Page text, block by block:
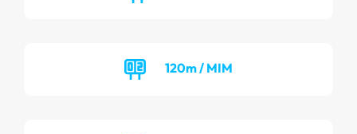
120m / MIM